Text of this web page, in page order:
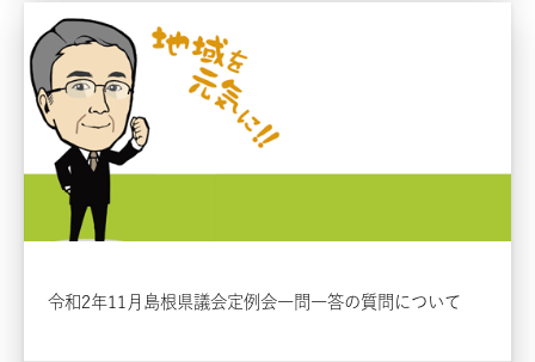
令和2年11月島根県議会定例会一問一答の質問について